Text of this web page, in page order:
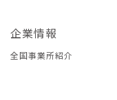
企業情報
全国事業所紹介